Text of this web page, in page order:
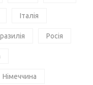
Італія
Росія
Німеччина